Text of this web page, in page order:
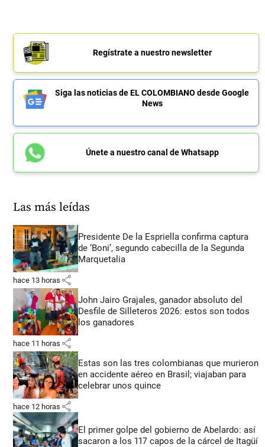
Regístrate a nuestro newsletter
Siga las noticias de EL COLOMBIANO desde Google
News
Únete a nuestro canal de Whatsapp
Las más leídas
Presidente De la Espriella confirma captura
de ‘Boni’, segundo cabecilla de la Segunda
Marquetalia
hace 13 horas share
John Jairo Grajales, ganador absoluto del
Desfile de Silleteros 2026: estos son todos
los ganadores
hace 11 horas share
Estas son las tres colombianas que murieron
en accidente aéreo en Brasil; viajaban para
celebrar unos quince
hace 12 horas share
El primer golpe del gobierno de Abelardo: así
sacaron a los 117 capos de la cárcel de Itagüí